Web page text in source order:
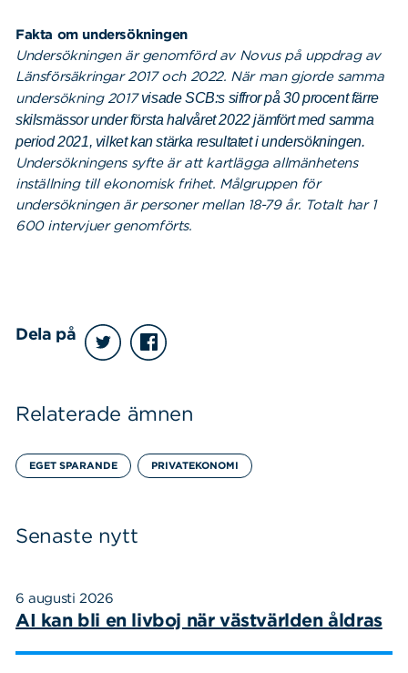
Fakta om undersökningen
Undersökningen är genomförd av Novus på uppdrag av
Länsförsäkringar 2017 och 2022. När man gjorde samma
undersökning 2017visade SCB:s siffror på 30 procent färre
skilsmässor under första halvåret 2022 jämfört med samma
period 2021, vilket kan stärka resultatet i undersökningen.
Undersökningens syfte är att kartlägga allmänhetens
inställning till ekonomisk frihet. Målgruppen för
undersökningen är personer mellan 18-79 år. Totalt har 1
600 intervjuer genomförts.
Dela på
Relaterade ämnen
EGET SPARANDE PRIVATEKONOMI
Senaste nytt
6 augusti 2026
AI kan bli en livboj när västvärlden åldras
Sök på sidan:Sök
efter: